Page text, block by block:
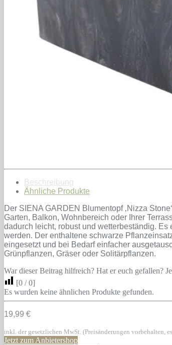
Beschreibung
Ähnliche Produkte
Der SIENA GARDEN Blumentopf ‚Nizza
Garten, Balkon, Wohnbereich oder Ihrer
dadurch leicht, robust und wetterbeständig.
werden. Der enthaltene schwarze
eingesetzt und bei Bedarf einfacher
Grünpflanzen, Gräser oder Solitärpflanzen.
War dieser Beitrag hilfreich? Hat er euch gefallen?
[0 /0]
Es wurden keine ähnlichen Produkte gefunden.
19,99 €
inkl. der gesetzlichen MwSt. (Preisänderungen vorbehalten,
Jetzt zum Anbietershop